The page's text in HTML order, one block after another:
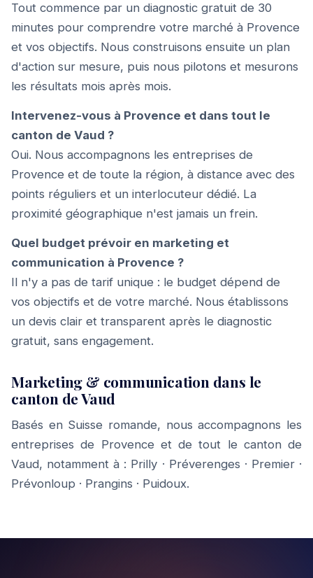
Tout commence par un diagnostic gratuit de 30
minutes pour comprendre votre marché à Provence
et vos objectifs. Nous construisons ensuite un plan
d'action sur mesure, puis nous pilotons et mesurons
les résultats mois après mois.
Intervenez-vous à Provence et dans tout le
canton de Vaud ?
Oui. Nous accompagnons les entreprises de
Provence et de toute la région, à distance avec des
points réguliers et un interlocuteur dédié. La
proximité géographique n'est jamais un frein.
Quel budget prévoir en marketing et
communication à Provence ?
Il n'y a pas de tarif unique : le budget dépend de
vos objectifs et de votre marché. Nous établissons
un devis clair et transparent après le diagnostic
gratuit, sans engagement.
Marketing & communication dans le
canton de Vaud
Basés en Suisse romande, nous accompagnons les
entreprises de Provence et de tout le canton de
Vaud, notamment à : Prilly · Préverenges · Premier·
Prévonloup · Prangins · Puidoux.